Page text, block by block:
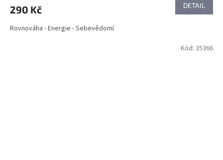
290 Kč DETAIL
Rovnováha - Energie - Sebevědomí
Kód: 35366